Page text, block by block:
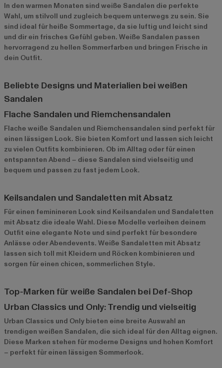
In den warmen Monaten sind weiße Sandalen die perfekte
Wahl, um stilvoll und zugleich bequem unterwegs zu sein. Sie
sind ideal für heiße Sommertage, da sie luftig und leicht sind
und dir ein frisches Gefühl geben. Weiße Sandalen passen
hervorragend zu hellen Sommerfarben und bringen Frische in
dein Outfit.
Beliebte Designs und Materialien bei weißen
Sandalen
Flache Sandalen und Riemchensandalen
Flache weiße Sandalen und Riemchensandalen sind perfekt für
einen lässigen Look. Sie bieten Komfort und lassen sich leicht
zu vielen Outfits kombinieren. Ob im Alltag oder für einen
entspannten Abend – diese Sandalen sind vielseitig und
bequem und passen zu fast jedem Look.
Keilsandalen und Sandaletten mit Absatz
Für einen feminineren Look sind Keilsandalen und Sandaletten
mit Absatz die ideale Wahl. Diese Modelle verleihen deinem
Outfit eine elegante Note und sind perfekt für besondere
Anlässe oder Abendevents. Weiße Sandaletten mit Absatz
lassen sich toll mit Kleidern und Röcken kombinieren und
sorgen für einen chicen, sommerlichen Style.
Top-Marken für weiße Sandalen bei Def-Shop
Urban Classics und Only: Trendig und vielseitig
Urban Classics und Only bieten eine breite Auswahl an
trendigen weißen Sandalen, die sich ideal für den Alltag eignen.
Diese Marken stehen für moderne Designs und hohen Komfort
– perfekt für einen lässigen Sommerlook.